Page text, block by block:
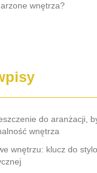
wnętrza?
do aranżacji,
wnętrza
wnętrzu: klucz do